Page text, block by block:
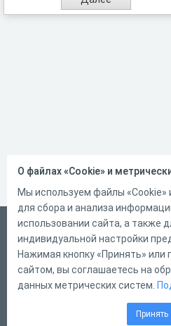
Русский
Справка
Форма обратной связи
О файлах «Cookie» и
Мы используем файлы «Cookie»
для сбора и анализа
использовании сайта, а также
индивидуальной настройки
Нажимая кнопку «Принять» или
сайтом, вы соглашаетесь на
данных метрических систем.
Принять